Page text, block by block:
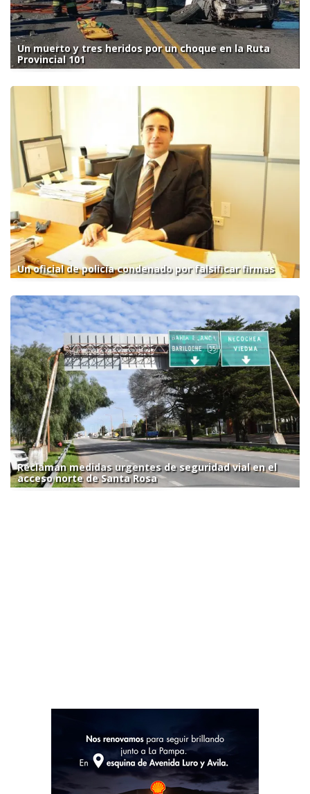
Un muerto y tres heridos por un choque en la Ruta
Provincial 101
Un oficial de policía condenado por falsificar firmas
Reclaman medidas urgentes de seguridad vial en el
acceso norte de Santa Rosa